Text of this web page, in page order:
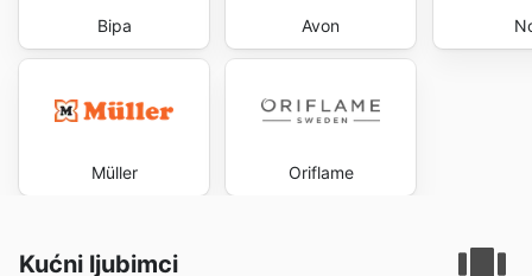
Bipa
Müller
Avon
Oriflame
Kućni ljubimci